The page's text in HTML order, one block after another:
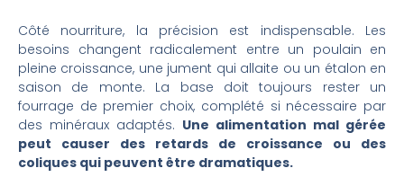
Côté nourriture, la précision est indispensable. Les
besoins changent radicalement entre un poulain en
pleine croissance, une jument qui allaite ou un étalon en
saison de monte. La base doit toujours rester un
fourrage de premier choix, complété si nécessaire par
des minéraux adaptés. Une alimentation mal gérée
peut causer des retards de croissance ou des
coliques qui peuvent être dramatiques.